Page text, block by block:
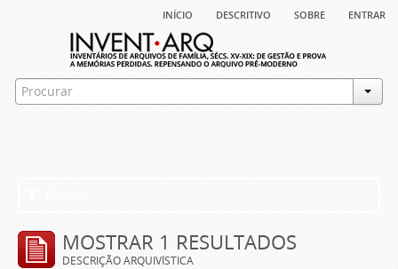
início descritivo sobre entrar
MOSTRAR 1 RESULTADOS
DESCRIÇÃO ARQUIVÍSTICA